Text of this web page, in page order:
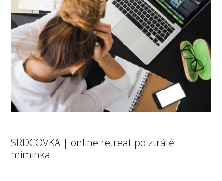
SRDCOVKA | online retreat po ztrátě
miminka